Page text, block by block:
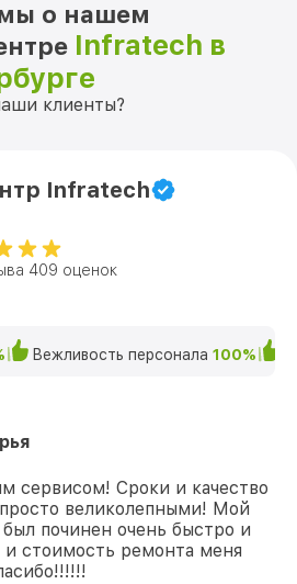
о нашем
Infratech в
клиенты?
Infratech
409 оценок
Вежливость персонала 100%
сервисом! Сроки и качество
великолепными! Мой
починен очень быстро и
и стоимость ремонта меня